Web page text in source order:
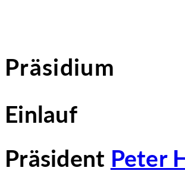
Präsidium
Einlauf
Präsident Peter